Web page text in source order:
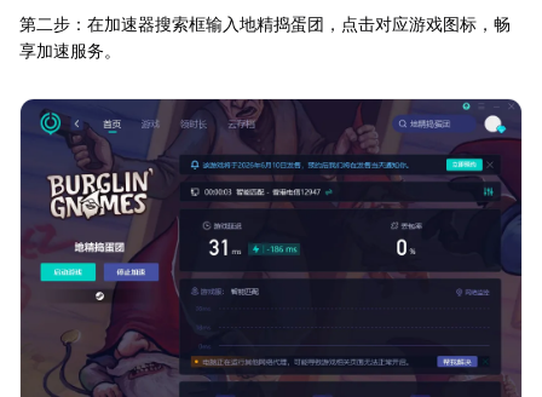
第二步：在加速器搜索框输入地精捣蛋团，点击对应游戏图标，畅
享加速服务。